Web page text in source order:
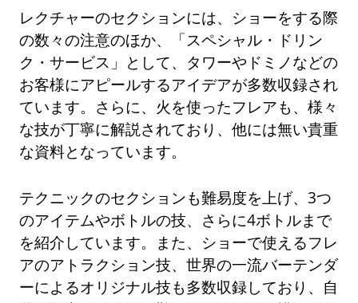
レクチャーのセクションには、ショーをする際
の数々の注意のほか、「スペシャル・ドリン
ク・サービス」として、タワーやドミノなどの
お客様にアピールするアイデアが多数収録され
ています。さらに、火を使ったフレアも、様々
な技が丁寧に解説されており、他には無い貴重
な資料となっています。
テクニックのセクションも難易度を上げ、3つ
のアイテムやボトルの技、さらに4ボトルまで
を紹介しています。また、ショーで使えるフレ
アのアトラクション技、世界の一流バーテンダ
ーによるオリジナル技も多数収録しており、自